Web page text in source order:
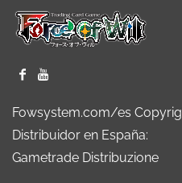
Fowsystem.com/es
Distribuidor en España:
Gametrade Distribuzione